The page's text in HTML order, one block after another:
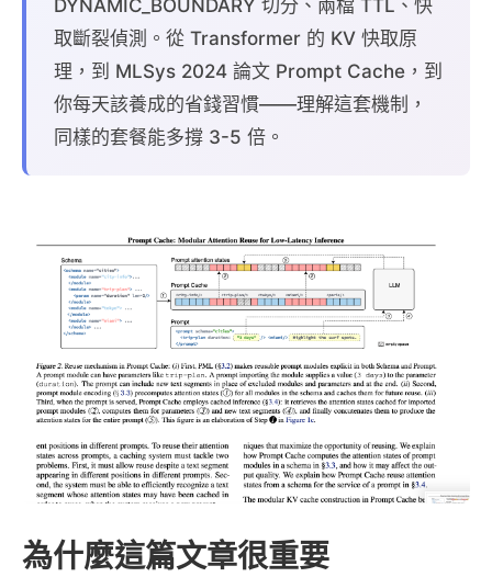
DYNAMIC_BOUNDARY 切分、兩檔 TTL、快
取斷裂偵測。從 Transformer 的 KV 快取原
理，到 MLSys 2024 論文 Prompt Cache，到
你每天該養成的省錢習慣——理解這套機制，
同樣的套餐能多撐 3-5 倍。
為什麼這篇文章很重要